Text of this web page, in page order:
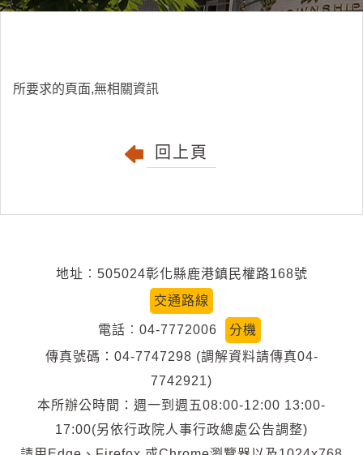
所要求的頁面,無相關資訊
回上頁
地址︰505024彰化縣鹿港鎮民權路168號
交通路線
電話︰04-7772006
分機
傳真號碼：04-7747298 (調解資料請傳真04-
7742921)
本所辦公時間：週一到週五08:00-12:00 13:00-
17:00(另依行政院人事行政總處公告調整)